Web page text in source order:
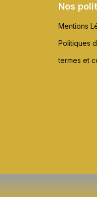
Nos
Mentions
Politiques
termes et